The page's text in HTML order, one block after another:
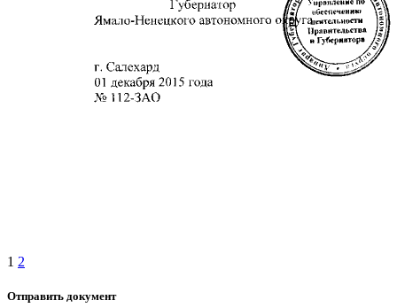
1 2
Отправить документ